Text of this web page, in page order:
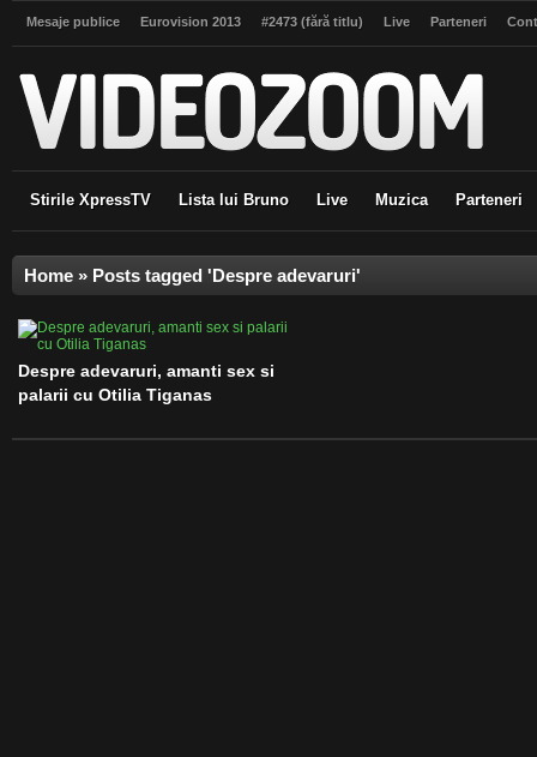
Mesaje publice Eurovision 2013 #2473 (fără titlu) Live Parteneri
Stirile XpressTV Lista lui Bruno Live Muzica Parteneri
Home » Posts tagged 'Despre adevaruri'
Despre adevaruri, amanti sex si
palarii cu Otilia Tiganas